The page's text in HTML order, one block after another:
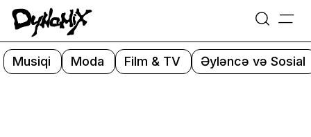
Skip
to
content
=
Musiqi Moda Film & TV Əyləncə və Sosial